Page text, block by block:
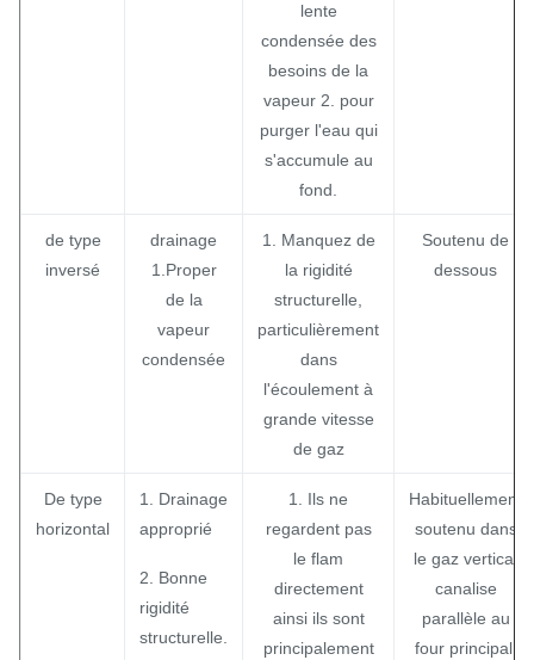
lente
condensée des
besoins de la
vapeur 2. pour
purger l'eau qui
s'accumule au
fond.
de type
inversé
drainage
1.Proper
de la
vapeur
condensée
1. Manquez de
la rigidité
structurelle,
particulièrement
dans
l'écoulement à
grande vitesse
de gaz
Soutenu de
dessous
De type
horizontal
1. Drainage
approprié
2. Bonne
rigidité
structurelle.
1. Ils ne
regardent pas
le flam
directement
ainsi ils sont
principalement
Habituellement
soutenu dans
le gaz vertical
canalise
parallèle au
four principal.